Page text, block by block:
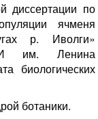
диссертации по
ячменя
р. Иволги»
им. Ленина
биологических
ботаники.